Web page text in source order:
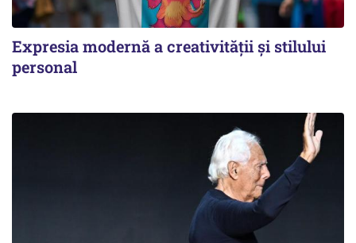
Expresia modernă a creativității și stilului
personal